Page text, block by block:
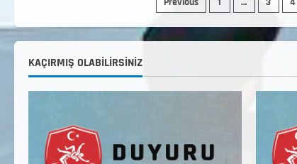
KAÇIRMIŞ OLABILIRSINIZ